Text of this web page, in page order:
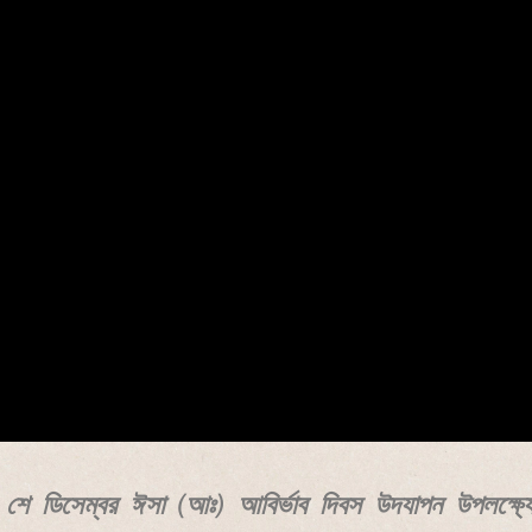
ডিসেম্বর ঈসা (আঃ) আবির্ভাব দিবস উদযাপন